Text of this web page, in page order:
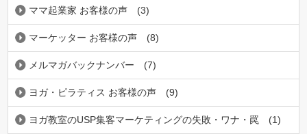
ママ起業家 お客様の声 (3)
マーケッター お客様の声 (8)
メルマガバックナンバー (7)
ヨガ・ピラティス お客様の声 (9)
ヨガ教室のUSP集客マーケティングの失敗・ワナ・罠 (1)